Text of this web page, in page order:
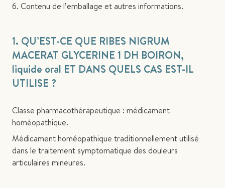
6. Contenu de l’emballage et autres informations.
1. QU’EST-CE QUE RIBES NIGRUM
MACERAT GLYCERINE 1 DH BOIRON,
liquide oral ET DANS QUELS CAS EST-IL
UTILISE ?
Classe pharmacothérapeutique : médicament
homéopathique.
Médicament homéopathique traditionnellement utilisé
dans le traitement symptomatique des douleurs
articulaires mineures.